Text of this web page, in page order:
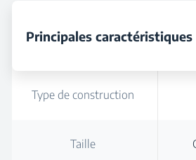
Principales caractéristiques
Type de construction
Taille